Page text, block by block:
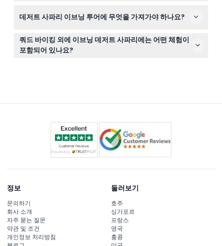
금 수수료는 차감됩니다. 24시간 이내 취소하거나 노쇼일
니다.
데저트 사파리 이브닝 투어에 무엇을 가져가야 하나요?
편안한 옷, 선글라스, 자외선 차단제, 일몰 사진 촬영용 카메
라를 챙기세요. 쿼드 바이크와 듄 활동을 위해 닫힌 신발을
신는 것이 추천됩니다.
쿼드 바이킹 외에 이브닝 데저트 사파리에는 어떤 체험이
포함되어 있나요?
정보
문의하기
회사 소개
자주 묻는 질문
약관 및 조건
개인정보 처리방침
둘러보기
호주
싱가포르
프랑스
영국
홍콩